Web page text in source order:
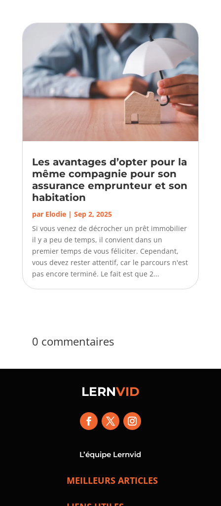
Les avantages d’opter pour la
même compagnie pour son
assurance emprunteur et son
habitation
par Elodie| Sep 2, 2025
Si vous venez de décrocher un prêt immobilier
il y a peu de temps, il convient dans un
premier temps de vous féliciter. Cependant,
vous devez rester attentif, car le parcours n'est
pas encore terminé. Le fait est que 2...
0 commentaires
LERNVID
L’équipe Lernvid
MEILLEURS ARTICLES